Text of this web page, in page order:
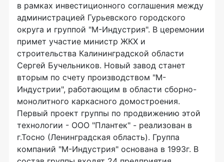
в рамках инвестиционного соглашения между
администрацией Гурьевского городского
округа и группой "М-Индустрия". В церемонии
примет участие министр ЖКХ и
строительства Калининградской области
Сергей Бучельников. Новый завод станет
вторым по счету производством "М-
Индустрии", работающим в области сборно-
монолитного каркасного домостроения.
Первый проект группы по продвижению этой
технологии - ООО "Плантек" - реализован в
г.Тосно (Ленинградская область). Группа
компаний "М-Индустрия" основана в 1993г. В